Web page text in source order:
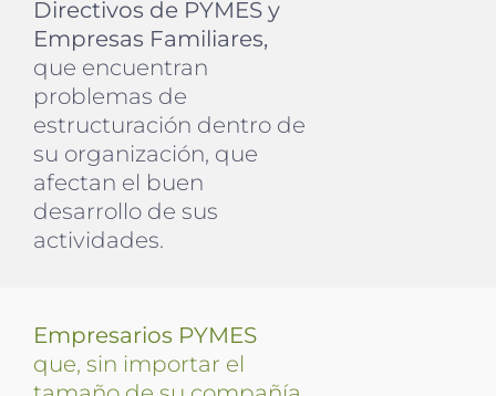
Directivos de PYMES y
Empresas Familiares,
que encuentran
problemas de
estructuración dentro de
su organización, que
afectan el buen
desarrollo de sus
actividades.
Empresarios PYMES
que, sin importar el